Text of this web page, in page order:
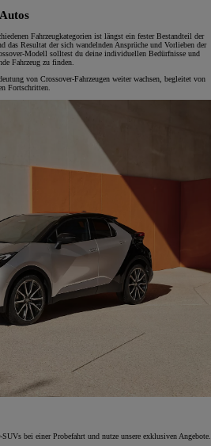
Fahrzeugkategorien ist längst ein fester Bestandteil der
das Resultat der sich wandelnden Ansprüche und Vorlieben der
Modell solltest du deine individuellen Bedürfnisse und
Fahrzeug zu finden.
von Crossover-Fahrzeugen weiter wachsen, begleitet von
Fortschritten.
bei einer Probefahrt und nutze unsere exklusiven Angebote.